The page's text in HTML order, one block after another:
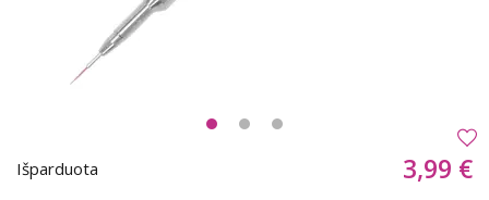
Išparduota 3,99 €